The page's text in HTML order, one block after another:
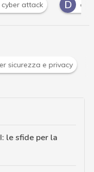
D Dpo
news in tempo
le sfide per la